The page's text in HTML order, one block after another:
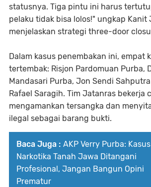
statusnya. Tiga pintu ini harus
pelaku tidak bisa lolos!" ungkap Kanit
menjelaskan strategi three-door
Dalam kasus penembakan ini, empat
tertembak: Risjon Pardomuan Purba,
Mandasari Purba, Jon Sendi
Rafael Saragih. Tim Jatanras bekerja
mengamankan tersangka dan
ilegal sebagai barang bukti.
Baca Juga : AKP Verry Purba: Kasus
Narkotika Tanah Jawa Ditangani
Profesional, Jangan Bangun Opini
Prematur